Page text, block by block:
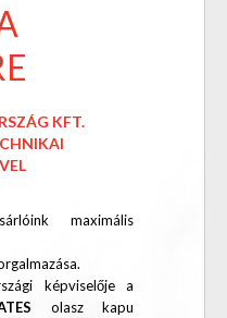
KFT.
maximális
képviselője a
olasz kapu